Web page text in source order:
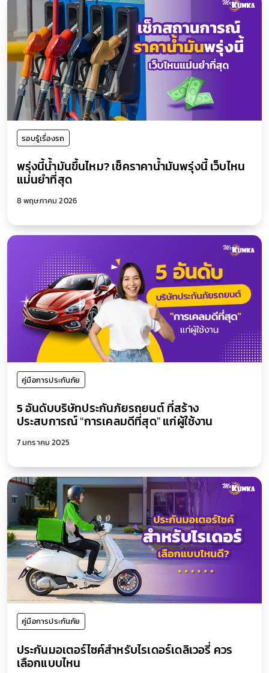
รอบรู้เรื่องรถ
พรุ่งนี้น้ำมันขึ้นไหม? เช็คราคาน้ำมันพรุ่งนี้ เว็บไหน
แม่นยำที่สุด
8 พฤษภาคม 2026
คู่มือการประกันภัย
5 อันดับบริษัทประกันภัยรถยนต์ ที่สร้าง
ประสบการณ์ “การเคลมดีที่สุด” แก่ผู้ใช้งาน
7 มกราคม 2025
คู่มือการประกันภัย
ประกันมอเตอร์ไซค์สำหรับไรเดอร์เดลิเวอรี่ ควร
เลือกแบบไหน